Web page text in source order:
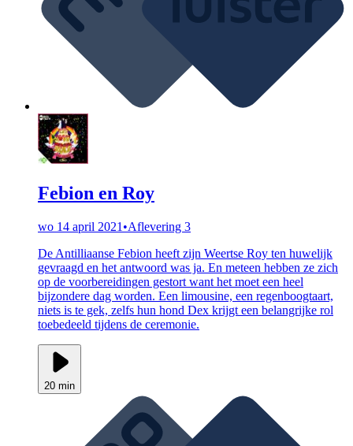
Febion en Roy
wo 14 april 2021 •Aflevering 3
De Antilliaanse Febion heeft zijn Weertse Roy ten huwelijk
gevraagd en het antwoord was ja. En meteen hebben ze zich
op de voorbereidingen gestort want het moet een heel
bijzondere dag worden. Een limousine, een regenboogtaart,
niets is te gek, zelfs hun hond Dex krijgt een belangrijke rol
toebedeeld tijdens de ceremonie.
20 min